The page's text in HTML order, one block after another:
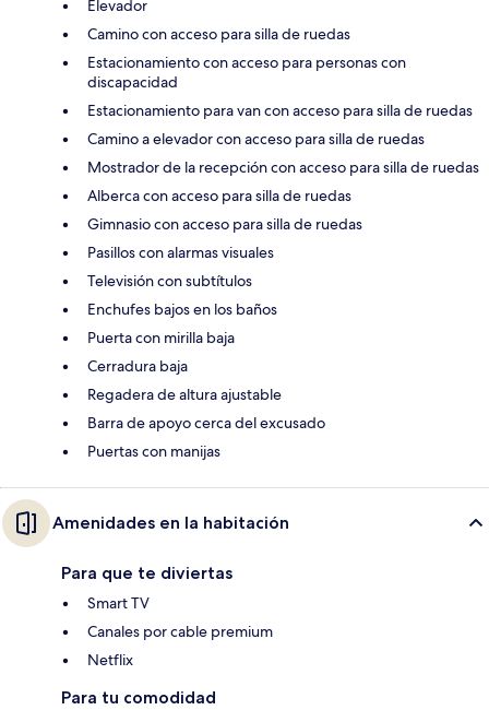
Elevador
Camino con acceso para silla de ruedas
Estacionamiento con acceso para personas con
discapacidad
Estacionamiento para van con acceso para silla de ruedas
Camino a elevador con acceso para silla de ruedas
Mostrador de la recepción con acceso para silla de ruedas
Alberca con acceso para silla de ruedas
Gimnasio con acceso para silla de ruedas
Pasillos con alarmas visuales
Televisión con subtítulos
Enchufes bajos en los baños
Puerta con mirilla baja
Cerradura baja
Regadera de altura ajustable
Barra de apoyo cerca del excusado
Puertas con manijas
Amenidades en la habitación
Para que te diviertas
Smart TV
Canales por cable premium
Netflix
Para tu comodidad